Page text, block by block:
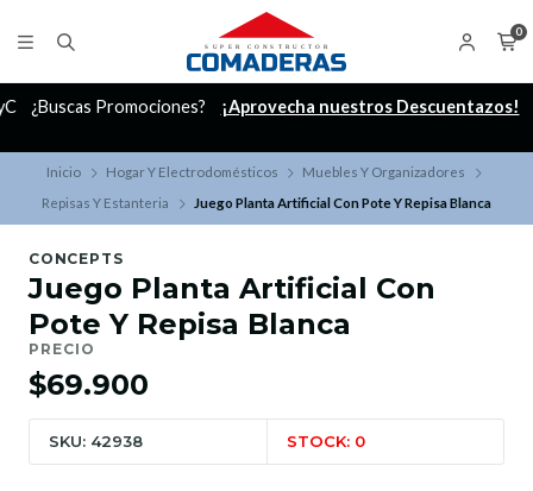
0
¿Buscas Promociones? ¡Aprovecha nuestros Descuentazos!
Inicio Hogar Y Electrodomésticos
Muebles Y Organizadores
Repisas Y Estanteria
Juego Planta Artificial Con Pote Y Repisa Blanca
CONCEPTS
Juego Planta Artificial Con
Pote Y Repisa Blanca
PRECIO
$69.900
SKU: 42938 STOCK: 0